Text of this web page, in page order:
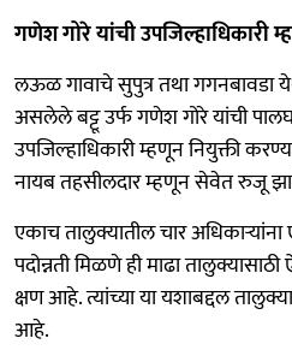
गणेश गोरे यांची उपजिल्हाधिकारी
लऊळ गावाचे सुपुत्र तथा गगनबावडा
असलेले बट्टू उर्फ गणेश गोरे यांची
उपजिल्हाधिकारी म्हणून नियुक्ती
नायब तहसीलदार म्हणून सेवेत रुजू
एकाच तालुक्यातील चार
पदोन्नती मिळणे ही माढा
क्षण आहे. त्यांच्या या यशाबद्दल
आहे.